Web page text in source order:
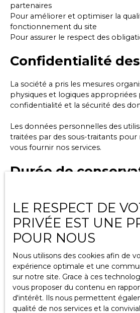
partenaires
Pour améliorer et optimiser la
fonctionnement du site
Pour assurer le respect des
Confidentialité
La société a pris les mesures
physiques et logiques appropriées
confidentialité et la sécurité des
Les données personnelles des
traitées par des sous-traitants
vous fournir nos services.
Durée de
Nous conservons vos données
nécessaire pour les finalités
aux prescriptions légales.
Droits des
Conformément à la
loi Informatique et libertés du 6
internautes dont les données
par la société Labat immobilier ont
LE RESPECT DE
PRIVÉE EST UNE
POUR NOUS
Nous utilisons des cookies afin de
expérience optimale et une
sur notre site. Grace à ces
vous proposer du contenu en
d'intérêt. Ils nous permettent
qualité de nos services et la